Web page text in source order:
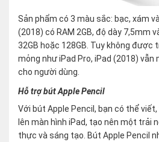
Sản phẩm có 3 màu sắc: bạc, xám
(2018) có RAM 2GB, độ dày 7,5mm
32GB hoặc 128GB. Tuy không được
mỏng như iPad Pro, iPad (2018)
cho người dùng.
Hỗ trợ bút Apple Pencil
Với bút Apple Pencil, bạn có thể
lên màn hình iPad, tạo nên một trải
thực và sáng tạo. Bút Apple Pencil